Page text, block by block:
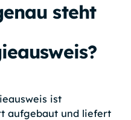
steht
ist
aufgebaut und liefert